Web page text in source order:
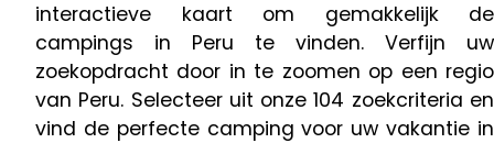
interactieve kaart om gemakkelijk de
campings in Peru te vinden. Verfijn uw
zoekopdracht door in te zoomen op een regio
van Peru. Selecteer uit onze 104 zoekcriteria en
vind de perfecte camping voor uw vakantie in